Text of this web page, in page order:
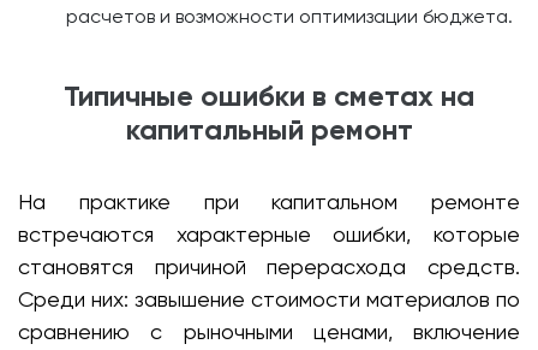
расчетов и возможности оптимизации бюджета.
Типичные ошибки в сметах на
капитальный ремонт
На практике при капитальном ремонте
встречаются характерные ошибки, которые
становятся причиной перерасхода средств.
Среди них: завышение стоимости материалов по
сравнению с рыночными ценами, включение